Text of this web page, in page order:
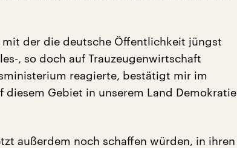
der die deutsche Öffentlichkeit jüngst
, so doch auf Trauzeugenwirtschaft
reagierte, bestätigt mir im
diesem Gebiet in unserem Land Demokratie
außerdem noch schaffen würden, in ihren